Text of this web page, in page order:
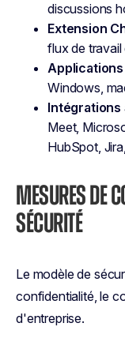
discussions
Extension
flux de travail
Windows,
Intégrations
Meet,
HubSpot,
MESURES DE
SÉCURITÉ
Le modèle de
confidentialité, le
d'entreprise.